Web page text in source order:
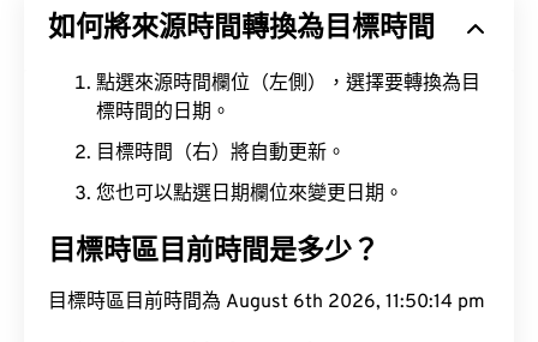
如何將來源時間轉換為目標時間
點選來源時間欄位（左側），選擇要轉換為目
標時間的日期。
目標時間（右）將自動更新。
您也可以點選日期欄位來變更日期。
目標時區目前時間是多少？
目標時區目前時間為 August 6th 2026, 11:50:15 pm